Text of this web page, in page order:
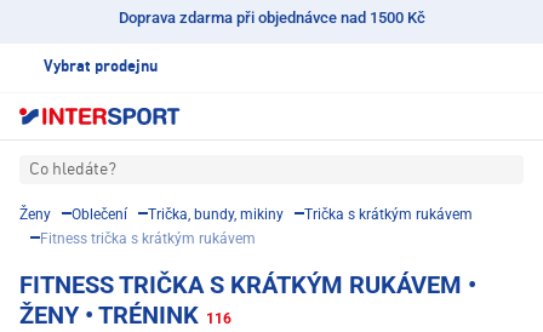
Doprava zdarma při objednávce nad 1500 Kč
Vybrat prodejnu
Co hledáte?
Ženy Oblečení Trička, bundy, mikiny
Trička s krátkým rukávem
Fitness trička s krátkým rukávem
FITNESS TRIČKA S KRÁTKÝM RUKÁVEM •
ŽENY • TRÉNINK 116